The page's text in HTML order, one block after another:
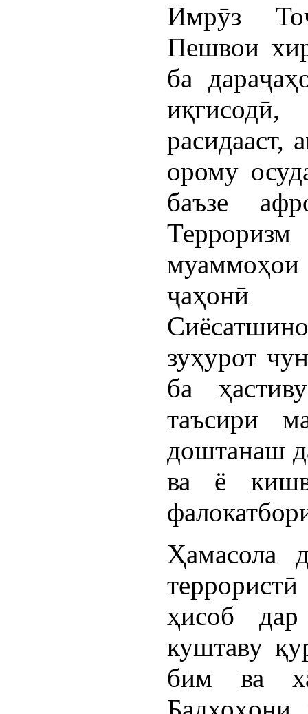
Имрӯз
Пешвои
ба
расидааст,
орому
баъзе
муаммоҳои
ҷаҳонӣ
зуҳурот
ба
таъсири
доштанаш
ва ё
Ҳамасола
ҳисоб
куштаву
бим ва